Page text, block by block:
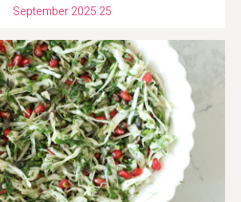
September 2025 25